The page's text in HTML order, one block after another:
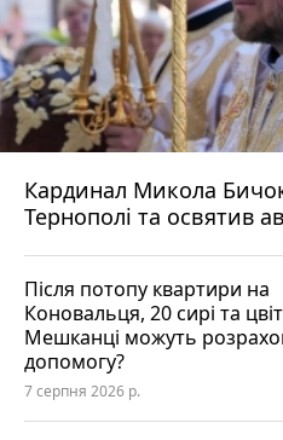
Кардинал Микола
Тернополі та освятив
Після потопу квартири на
Коновальця, 20 сирі та
Мешканці можуть
допомогу?
7 серпня 2026 р.